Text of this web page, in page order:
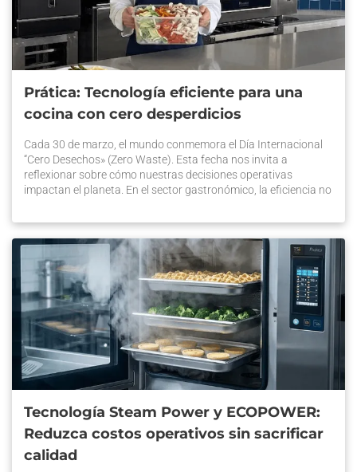
Prática: Tecnología eficiente para una
cocina con cero desperdicios
Cada 30 de marzo, el mundo conmemora el Día Internacional
“Cero Desechos» (Zero Waste). Esta fecha nos invita a
reflexionar sobre cómo nuestras decisiones operativas
impactan el planeta. En el sector gastronómico, la eficiencia no
eso, en Prática impulsamos una tecnología eficiente para una
cocina con cero desperdicios se publicó primero en Prática
Chile.
Tecnología Steam Power y ECOPOWER:
Reduzca costos operativos sin sacrificar
calidad